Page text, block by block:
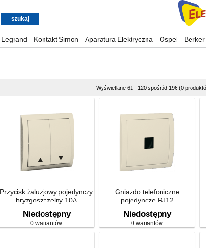
Legrand Kontakt Simon Aparatura Elektryczna Ospel Berker
Wyświetlane 61 - 120 spośród 196 (0
Przycisk żaluzjowy pojedynczy
bryzgoszczelny 10A
Niedostępny
0 wariantów
Gniazdo telefoniczne
pojedyncze RJ12
Niedostępny
0 wariantów